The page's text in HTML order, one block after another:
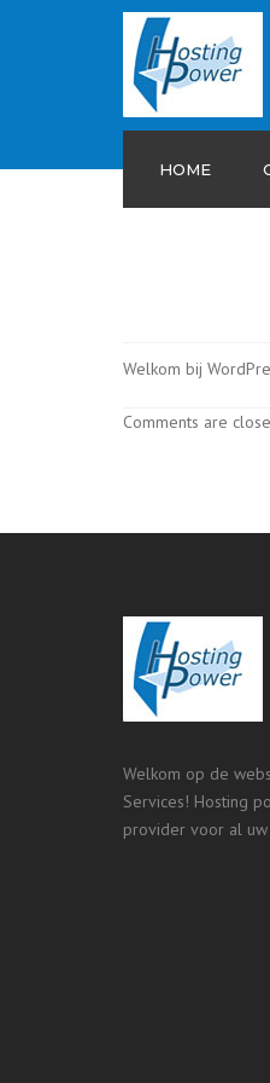
HOME
Welkom bij
Comments are
Welkom op de
Services! Hosting
provider voor al